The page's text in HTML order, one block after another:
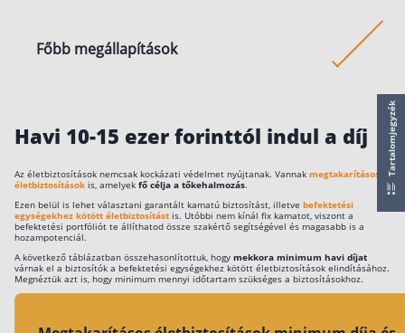
Nyugdíjbiztosítás adókedvezmény és adójóváírás
KATA Nyugdíj: így használd ki az
Nyugdíjbiztosítás költségek
Életbiztosítások
Balesetbiztosítás
Csoportos életbiztosítás
Kockázati életbiztosítás 🛡
Főbb megállapítások
Akár 25 millió forinttal több pénzed lehet, ha
havi 10 ezer forint helyett havi 50 ezer
raksz félre.
Havi 10-15 ezer forinttól is lehet
megtakarításos életbiztosítást indítani.
Érdemes magasabb rendszeres díjjal
takarékoskodni a valódi vagyonépítéshez.
A minimum tartam jellemzően 5 és 11 év
Havi 10-15 ezer forinttól indul a díj
Az életbiztosítások nemcsak kockázati védelmet nyújtanak. Vannak megtakarításos
életbiztosítások is, amelyek fő célja a tőkehalmozás.
Ezen belül is lehet választani garantált kamatú biztosítást, illetve befektetési
egységekhez kötött életbiztosítást is. Utóbbi nem kínál fix kamatot, viszont a
befektetési portfóliót te állíthatod össze szakértő segítségével és magasabb is a
hozampotenciál.
A következő táblázatban összehasonlítottuk, hogy mekkora minimum havi díjat
várnak el a biztosítók a befektetési egységekhez kötött életbiztosítások elindításához.
Megnéztük azt is, hogy minimum mennyi időtartam szükséges a biztosításokhoz.
Tartalomjegyzék